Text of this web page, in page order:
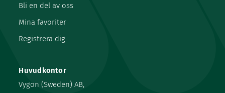
Huvudkontor
Vygon (Sweden) AB,
Bli en del av oss
Mina favoriter
Registrera dig